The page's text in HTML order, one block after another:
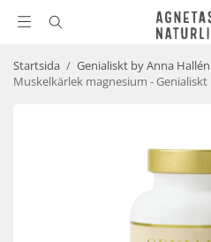
Startsida / Genialiskt by Anna Hallén
Muskelkärlek magnesium -